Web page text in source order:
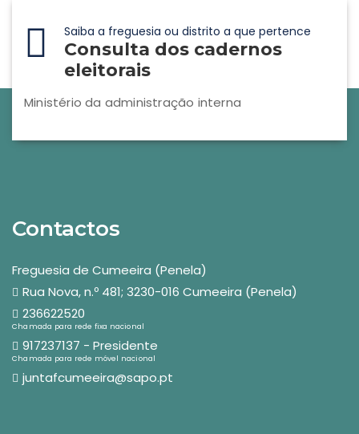
Saiba a freguesia ou distrito a que pertence
Consulta dos cadernos
eleitorais
Ministério da administração interna
Contactos
Freguesia de Cumeeira (Penela)
Rua Nova, n.º 481; 3230-016 Cumeeira (Penela)
236622520
Chamada para rede fixa nacional
917237137 - Presidente
Chamada para rede móvel nacional
juntafcumeeira@sapo.pt